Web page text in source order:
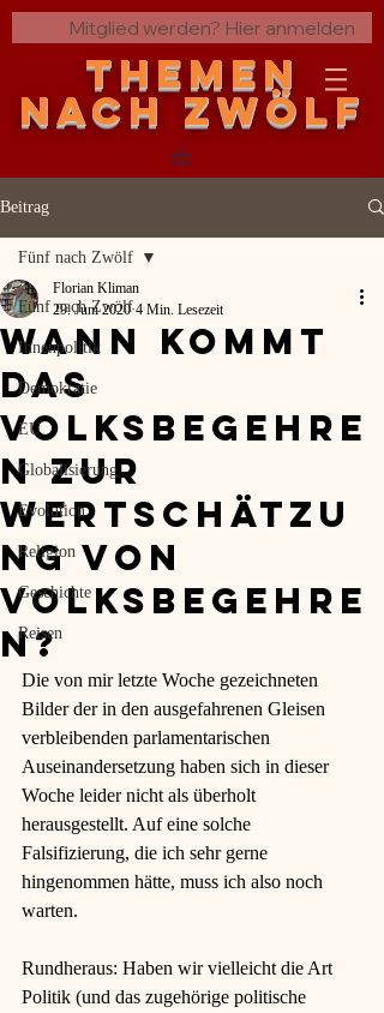
Mitglied werden? Hier anmelden
THEMEN
nach zwölf
Beitrag
Fünf nach Zwölf
Innenpolitik
Demokratie
EU
Globalisierung
Evolution
Religion
Geschichte
Reisen
Fünf nach Zwölf
Wann kommt
das
Volksbegehre
n zur
Wertschätzu
ng von
Volksbegehre
n?
Florian Kliman
29. Juni 2020 4 Min. Lesezeit
Die von mir letzte Woche gezeichneten
Bilder der in den ausgefahrenen Gleisen
verbleibenden parlamentarischen
Auseinandersetzung haben sich in dieser
Woche leider nicht als überholt
herausgestellt. Auf eine solche
Falsifizierung, die ich sehr gerne
hingenommen hätte, muss ich also noch
warten.
Rundheraus: Haben wir vielleicht die Art
Politik (und das zugehörige politische